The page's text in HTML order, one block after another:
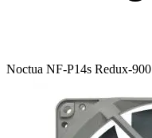
Noctua NF-P14s Redux-900